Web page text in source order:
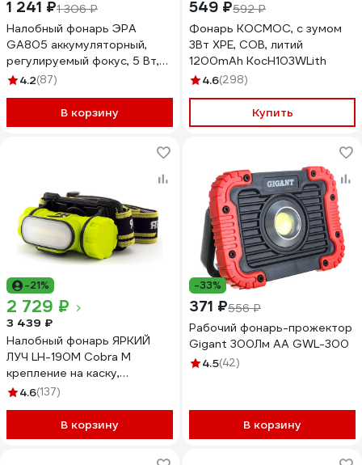
1 241 ₽1 306 ₽
Налобный фонарь ЭРА
GA805 аккумуляторный,
регулируемый фокус, 5 Вт,
CREE Б0039625
4.2(87)
В корзину
549 ₽592 ₽
Фонарь КОСМОС, с зумом
3Вт ХРЕ, СОВ, литий
1200mAh KocH103WLith
4.6(298)
Купить
-21%
2 729 ₽
3 439 ₽
Налобный фонарь ЯРКИЙ
ЛУЧ LH-190M Cobra М
крепление на каску,
4606400105886
4.6(137)
В корзину
-33%
371 ₽556 ₽
Рабочий фонарь-прожектор
Gigant 300Лм АА GWL-300
4.5(42)
В корзину